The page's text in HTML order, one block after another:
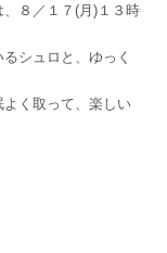
８／１７(月)１３時
シュロと、ゆっく
く取って、楽しい